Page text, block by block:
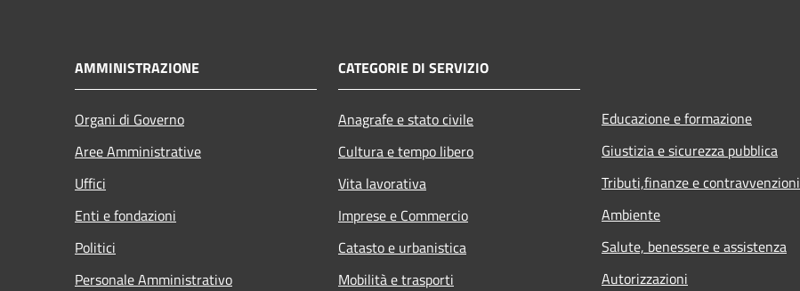
AMMINISTRAZIONE
Organi di Governo
Aree Amministrative
Uffici
Enti e fondazioni
Politici
Personale Amministrativo
CATEGORIE DI SERVIZIO
Anagrafe e stato civile
Cultura e tempo libero
Vita lavorativa
Imprese e Commercio
Catasto e urbanistica
Mobilità e trasporti
Educazione e formazione
Giustizia e sicurezza pubblica
Tributi,finanze e contravvenzioni
Ambiente
Salute, benessere e assistenza
Autorizzazioni